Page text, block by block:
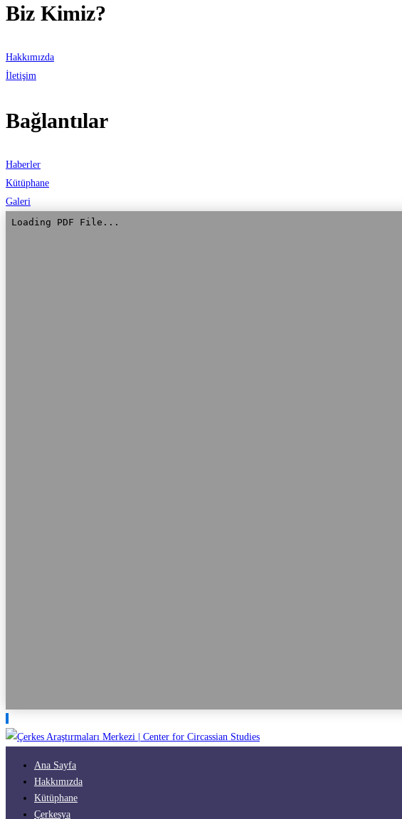
Biz Kimiz?
Hakkımızda
İletişim
Bağlantılar
Haberler
Kütüphane
Galeri
Ana Sayfa
Hakkımızda
Kütüphane
Çerkesya